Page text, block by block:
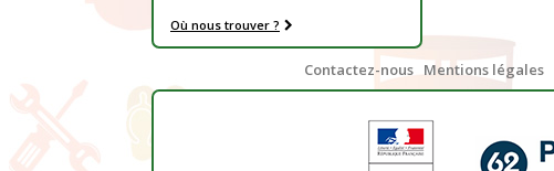
Où nous trouver ?
Contactez-nous Mentions légales